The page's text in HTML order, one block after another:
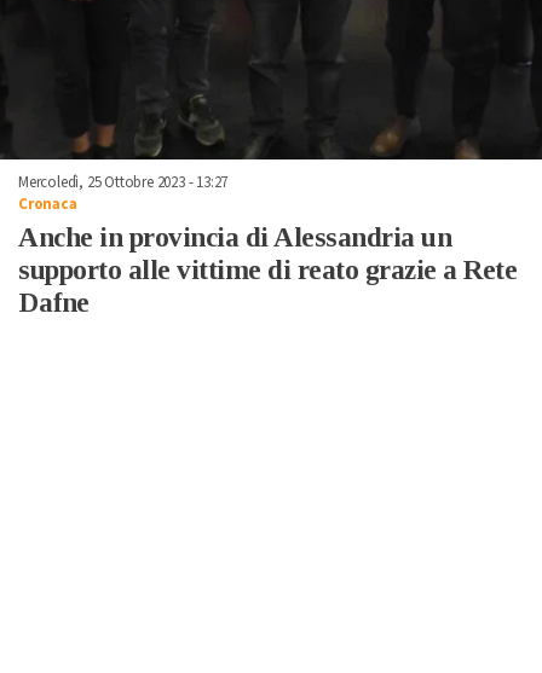
Mercoledì, 25 Ottobre 2023 - 13:27
Cronaca
Anche in provincia di Alessandria un
supporto alle vittime di reato grazie a Rete
Dafne